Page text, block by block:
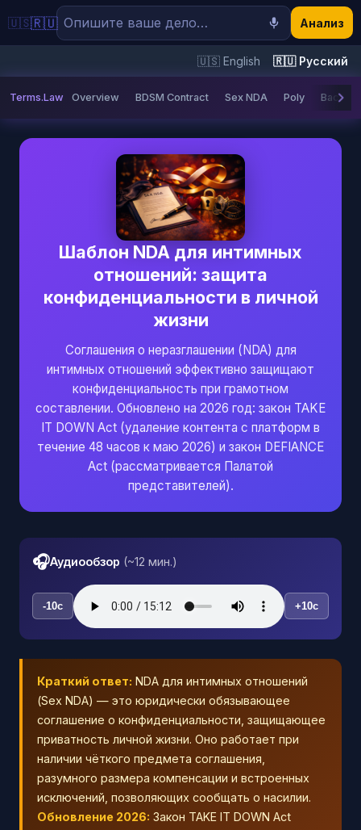
🇺🇸🇷🇺 Анализ
🇺🇸 English 🇷🇺 Русский
Terms.Law Overview BDSM Contract Sex NDA Poly
Шаблон NDA для интимных
отношений: защита
конфиденциальности в личной
жизни
Соглашения о неразглашении (NDA) для
интимных отношений эффективно защищают
конфиденциальность при грамотном
составлении. Обновлено на 2026 год: закон TAKE
IT DOWN Act (удаление контента с платформ в
течение 48 часов к маю 2026) и закон DEFIANCE
Act (рассматривается Палатой
представителей).
🎧Аудиообзор (~12 мин.)
-10с +10с
Краткий ответ: NDA для интимных отношений
(Sex NDA) — это юридически обязывающее
соглашение о конфиденциальности, защищающее
приватность личной жизни. Оно работает при
наличии чёткого предмета соглашения,
разумного размера компенсации и встроенных
исключений, позволяющих сообщать о насилии.
Обновление 2026: Закон TAKE IT DOWN Act